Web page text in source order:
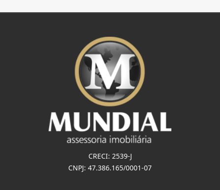
CRECI: 2539-J
CNPJ: 47.386.165/0001-07